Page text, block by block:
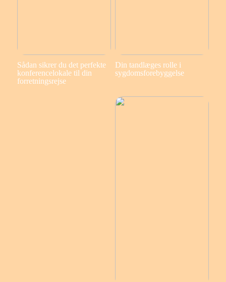
Sådan sikrer du det perfekte
konferencelokale til din
forretningsrejse
Din tandlæges rolle i
sygdomsforebyggelse